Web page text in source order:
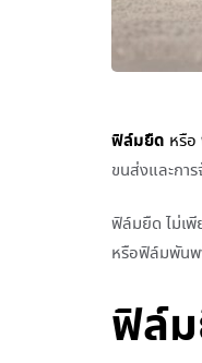
ฟิล์มยืด หรือ
ขนส่งและการ
ฟิล์มยืด ไม่เ
หรือฟิล์มพันพ
ฟิล์ม